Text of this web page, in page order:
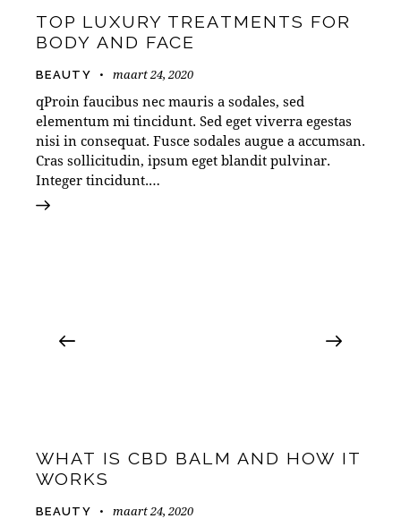
TOP LUXURY TREATMENTS FOR
BODY AND FACE
BEAUTY maart 24, 2020
qProin faucibus nec mauris a sodales, sed
elementum mi tincidunt. Sed eget viverra egestas
nisi in consequat. Fusce sodales augue a accumsan.
Cras sollicitudin, ipsum eget blandit pulvinar.
Integer tincidunt.…
WHAT IS CBD BALM AND HOW IT
WORKS
BEAUTY maart 24, 2020